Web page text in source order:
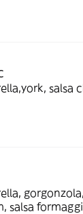
salsa
salsa